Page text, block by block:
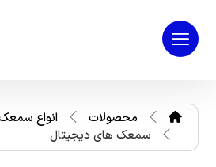
محصولات
انواع
سمعک های دیجیتال